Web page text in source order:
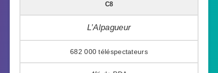
C8
L’Alpagueur
682 000